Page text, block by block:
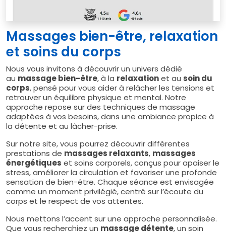
Massages bien-être, relaxation
et soins du corps
Nous vous invitons à découvrir un univers dédié
au massage bien-être, à la relaxationet au soin du
corps, pensé pour vous aider à relâcher les tensions et
retrouver un équilibre physique et mental. Notre
approche repose sur des techniques de massage
adaptées à vos besoins, dans une ambiance propice à
la détente et au lâcher-prise.
Sur notre site, vous pourrez découvrir différentes
prestations de massages relaxants, massages
énergétiques et soins corporels, conçus pour apaiser le
stress, améliorer la circulation et favoriser une profonde
sensation de bien-être. Chaque séance est envisagée
comme un moment privilégié, centré sur l’écoute du
corps et le respect de vos attentes.
Nous mettons l’accent sur une approche personnalisée.
Que vous recherchiez un massage détente, un soin